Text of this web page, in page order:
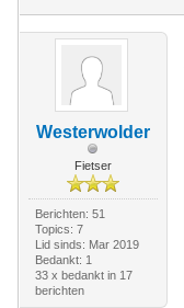
Westerwolder
Fietser
Berichten: 51
Topics: 7
Lid sinds: Mar 2019
Bedankt: 1
33 x bedankt in 17
berichten